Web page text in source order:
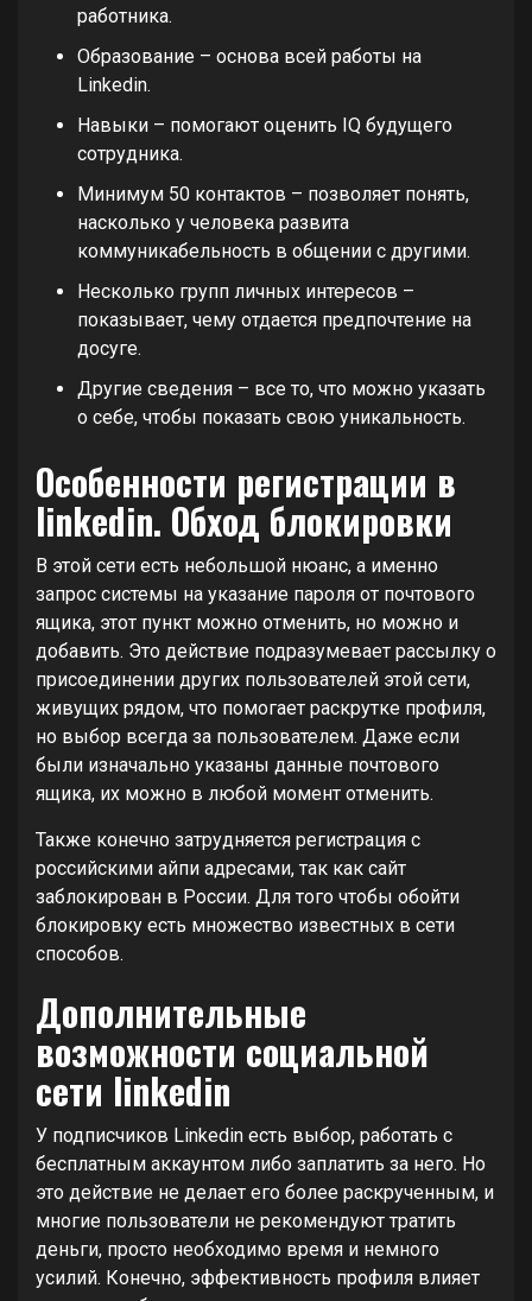
работника.
Образование – основа всей работы на
Linkedin.
Навыки – помогают оценить IQ будущего
сотрудника.
Минимум 50 контактов – позволяет понять,
насколько у человека развита
коммуникабельность в общении с другими.
Несколько групп личных интересов –
показывает, чему отдается предпочтение на
досуге.
Другие сведения – все то, что можно указать
о себе, чтобы показать свою уникальность.
Особенности регистрации в
linkedin. Обход блокировки
В этой сети есть небольшой нюанс, а именно
запрос системы на указание пароля от почтового
ящика, этот пункт можно отменить, но можно и
добавить. Это действие подразумевает рассылку о
присоединении других пользователей этой сети,
живущих рядом, что помогает раскрутке профиля,
но выбор всегда за пользователем. Даже если
были изначально указаны данные почтового
ящика, их можно в любой момент отменить.
Также конечно затрудняется регистрация с
российскими айпи адресами, так как сайт
заблокирован в России. Для того чтобы обойти
блокировку есть множество известных в сети
способов.
Дополнительные
возможности социальной
сети linkedin
У подписчиков Linkedin есть выбор, работать с
бесплатным аккаунтом либо заплатить за него. Но
это действие не делает его более раскрученным, и
многие пользователи не рекомендуют тратить
деньги, просто необходимо время и немного
усилий. Конечно, эффективность профиля влияет